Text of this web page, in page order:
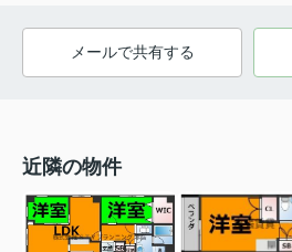
メールで共有する
近隣の物件